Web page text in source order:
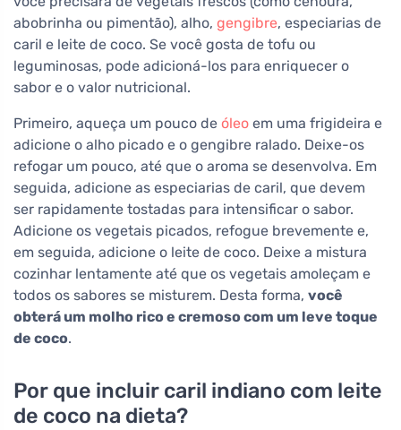
abobrinha ou pimentão), alho, gengibre, especiarias de
caril e leite de coco. Se você gosta de tofu ou
leguminosas, pode adicioná-los para enriquecer o
sabor e o valor nutricional.
Primeiro, aqueça um pouco de óleo em uma frigideira e
adicione o alho picado e o gengibre ralado. Deixe-os
refogar um pouco, até que o aroma se desenvolva. Em
seguida, adicione as especiarias de caril, que devem
ser rapidamente tostadas para intensificar o sabor.
Adicione os vegetais picados, refogue brevemente e,
em seguida, adicione o leite de coco. Deixe a mistura
cozinhar lentamente até que os vegetais amoleçam e
todos os sabores se misturem. Desta forma, você
obterá um molho rico e cremoso com um leve toque
de coco.
Por que incluir caril indiano com leite
de coco na dieta?